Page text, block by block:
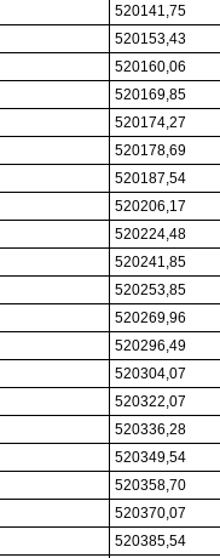
520141,75
520153,43
520160,06
520169,85
520174,27
520178,69
520187,54
520206,17
520224,48
520241,85
520253,85
520269,96
520296,49
520304,07
520322,07
520336,28
520349,54
520358,70
520370,07
520385,54